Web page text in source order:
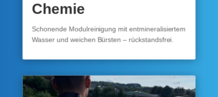
Chemie
Schonende Modulreinigung mit entmineralisiertem
Wasser und weichen Bürsten – rückstandsfrei.